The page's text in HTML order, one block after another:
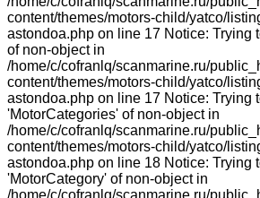
content/themes/motors-child/yatco/
astondoa.php on line 17 Notice: Trying
of non-object in
/home/c/cofranlq/scanmarine.ru/
content/themes/motors-child/yatco/
astondoa.php on line 17 Notice: Trying
'MotorCategories' of non-object in
/home/c/cofranlq/scanmarine.ru/
content/themes/motors-child/yatco/
astondoa.php on line 18 Notice: Trying
'MotorCategory' of non-object in